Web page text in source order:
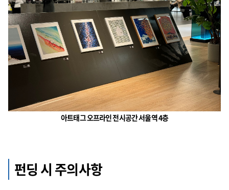
아트태그 오프라인 전시공간 서울역 4층
펀딩 시 주의사항